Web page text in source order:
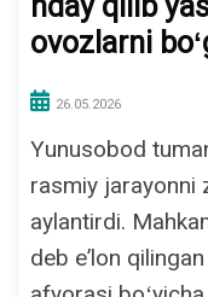
ovozlarni
26.05.2026
Yunusobod
rasmiy jarayonni
aylantirdi.
deb eʼlon